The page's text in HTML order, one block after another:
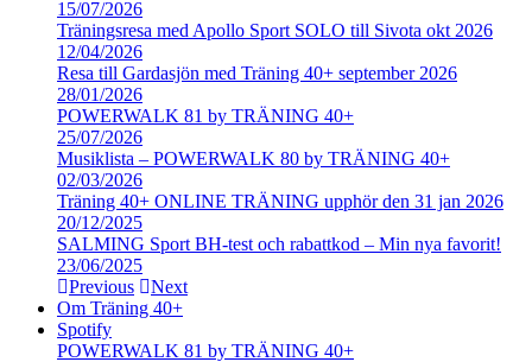
15/07/2026
Träningsresa med Apollo Sport SOLO till Sivota okt 2026
12/04/2026
Resa till Gardasjön med Träning 40+ september 2026
28/01/2026
POWERWALK 81 by TRÄNING 40+
25/07/2026
Musiklista – POWERWALK 80 by TRÄNING 40+
02/03/2026
Träning 40+ ONLINE TRÄNING upphör den 31 jan 2026
20/12/2025
SALMING Sport BH-test och rabattkod – Min nya favorit!
23/06/2025
Previous
Next
Om Träning 40+
Spotify
POWERWALK 81 by TRÄNING 40+